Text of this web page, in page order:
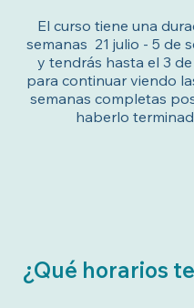
El curso tiene una
semanas 21 julio - 5 de
y tendrás hasta el 3
para continuar viendo
semanas completas
haberlo
¿Qué horarios